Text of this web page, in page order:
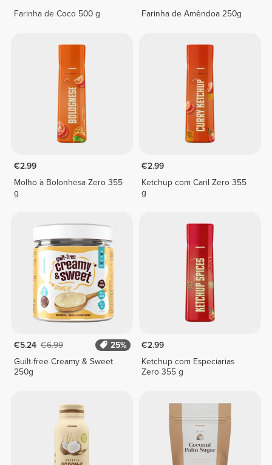
Farinha de Coco 500 g
Farinha de Amêndoa 250g
€2.99
Molho à Bolonhesa Zero 355
g
€2.99
Ketchup com Caril Zero 355
g
€5.24 €6.99
25%
Guilt-free Creamy & Sweet
250g
€2.99
Ketchup com Especiarias
Zero 355 g